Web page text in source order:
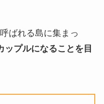
ばれる島に集まっ
プルになることを目